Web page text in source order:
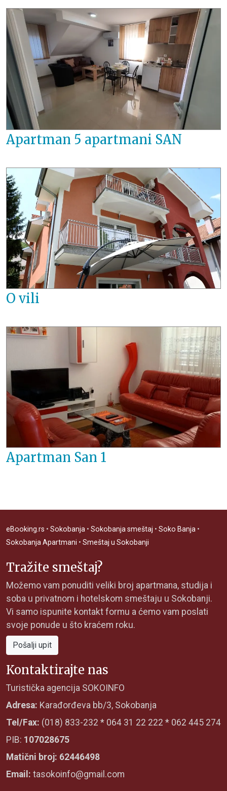
Apartman 5 apartmani SAN
O vili
Apartman San 1
eBooking.rs • Sokobanja • Sokobanja smeštaj • Soko Banja •
Sokobanja Apartmani • Smeštaj u Sokobanji
Tražite smeštaj?
Možemo vam ponuditi veliki broj apartmana, studija i
soba u privatnom i hotelskom smeštaju u Sokobanji.
Vi samo ispunite kontakt formu a ćemo vam poslati
svoje ponude u što kraćem roku.
Pošalji upit
Kontaktirajte nas
Turistička agencija SOKOINFO
Adresa: Karađorđeva bb/3, Sokobanja
Tel/Fax: (018) 833-232 * 064 31 22 222 * 062 445 274
PIB: 107028675
Matični broj: 62446498
Email: tasokoinfo@gmail.com